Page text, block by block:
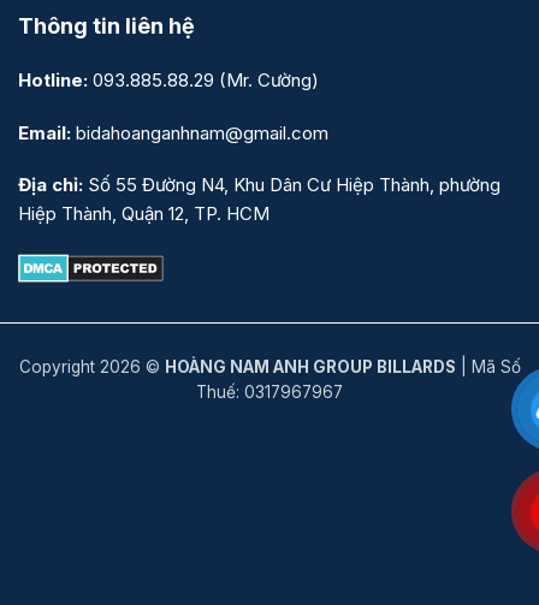
Thông tin liên hệ
Hotline: 093.885.88.29 (Mr. Cường)
Email: bidahoanganhnam@gmail.com
Địa chỉ: Số 55 Đường N4, Khu Dân Cư Hiệp Thành, phường
Hiệp Thành, Quận 12, TP. HCM
Copyright 2026 © HOÀNG NAM ANH GROUP BILLARDS | Mã Số
Thuế: 0317967967